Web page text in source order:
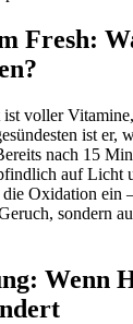
Fresh:
ist voller
ist er,
nach 15
auf Licht
Oxidation ein
sondern
Wenn